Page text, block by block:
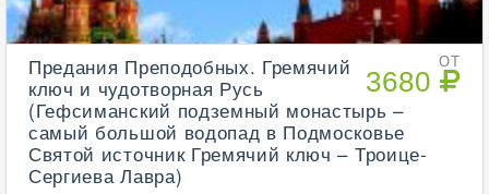
ОТ
3680
Предания Преподобных. Гремячий
ключ и чудотворная Русь
(Гефсиманский подземный монастырь –
самый большой водопад в Подмосковье
Святой источник Гремячий ключ – Троице-
Сергиева Лавра)